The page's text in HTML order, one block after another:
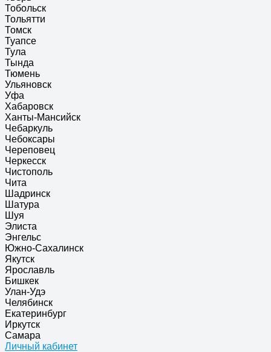
Тобольск
Тольятти
Томск
Туапсе
Тула
Тында
Тюмень
Ульяновск
Уфа
Хабаровск
Ханты-Мансийск
Чебаркуль
Чебоксары
Череповец
Черкесск
Чистополь
Чита
Шадринск
Шатура
Шуя
Элиста
Энгельс
Южно-Сахалинск
Якутск
Ярославль
Бишкек
Улан-Удэ
Челябинск
Екатеринбург
Иркутск
Самара
Личный кабинет